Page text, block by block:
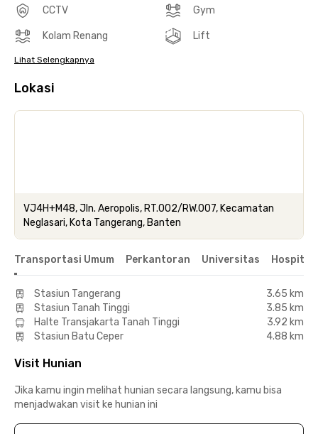
CCTV Gym
Kolam Renang Lift
Lihat Selengkapnya
Lokasi
VJ4H+M48, Jln. Aeropolis, RT.002/RW.007, Kecamatan
Neglasari, Kota Tangerang, Banten
Transportasi Umum Perkantoran Universitas Hospital
Stasiun Tangerang
3.65 km
Stasiun Tanah Tinggi
3.85 km
Halte Transjakarta Tanah Tinggi
3.92 km
Stasiun Batu Ceper
4.88 km
Visit Hunian
Jika kamu ingin melihat hunian secara langsung, kamu bisa
menjadwakan visit ke hunian ini